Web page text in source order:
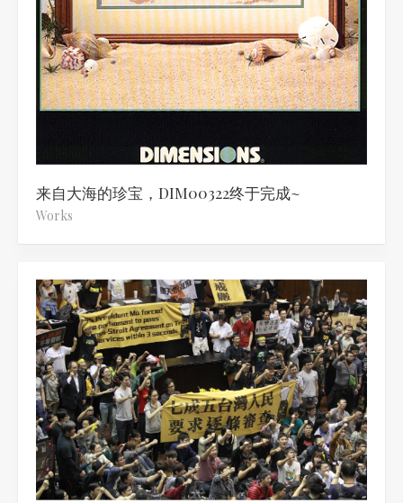
来自大海的珍宝，DIM00322终于完成~
Works